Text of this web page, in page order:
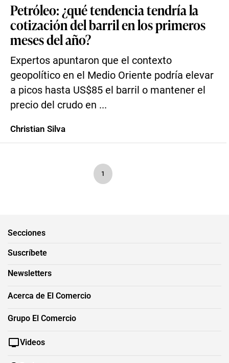
Petróleo: ¿qué tendencia tendría la
cotización del barril en los primeros
meses del año?
Expertos apuntaron que el contexto
geopolítico en el Medio Oriente podría elevar
a picos hasta US$85 el barril o mantener el
precio del crudo en ...
Christian Silva
1
Secciones
Suscríbete
Newsletters
Acerca de El Comercio
Grupo El Comercio
Videos